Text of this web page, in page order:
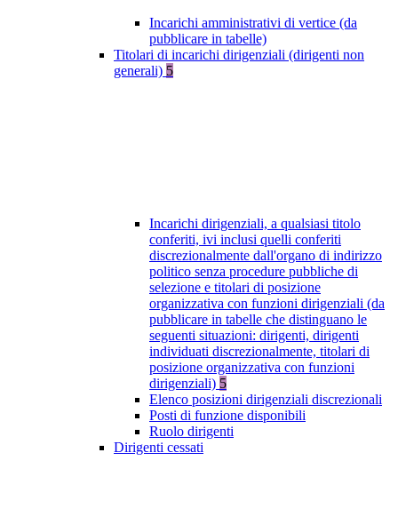
Incarichi amministrativi di vertice (da
pubblicare in tabelle)
Titolari di incarichi dirigenziali (dirigenti non
generali) 5
Incarichi dirigenziali, a qualsiasi titolo
conferiti, ivi inclusi quelli conferiti
discrezionalmente dall'organo di indirizzo
politico senza procedure pubbliche di
selezione e titolari di posizione
organizzativa con funzioni dirigenziali (da
pubblicare in tabelle che distinguano le
seguenti situazioni: dirigenti, dirigenti
individuati discrezionalmente, titolari di
posizione organizzativa con funzioni
dirigenziali) 5
Elenco posizioni dirigenziali discrezionali
Posti di funzione disponibili
Ruolo dirigenti
Dirigenti cessati